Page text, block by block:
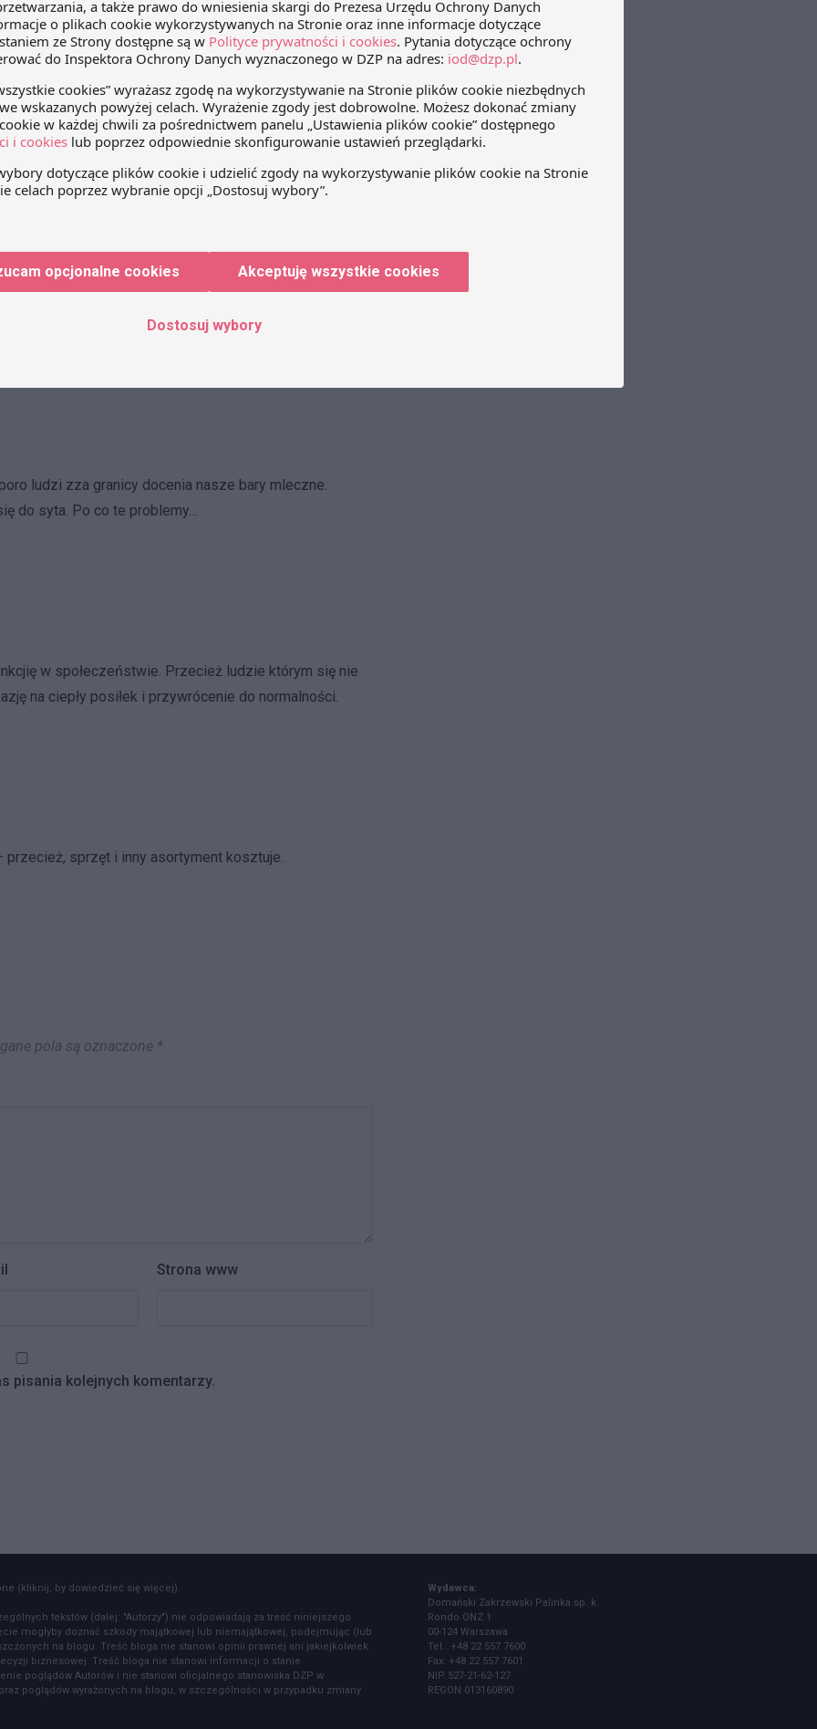
gdy padł wyrok o zwrocie dotacji. Moim zdaniem to taki
Zwróć milion złotych bo dodałeś oczek do
ludzi zza granicy docenia nasze bary mleczne.
do syta. Po co te problemy…
w społeczeństwie. Przecież ludzie którym się nie
na ciepły posiłek i przywrócenie do normalności.
sprzęt i inny asortyment kosztuje.
pola są oznaczone *
Strona www
pisania kolejnych komentarzy.
(kliknij, by dowiedzieć się więcej).
tekstów (dalej: "Autorzy") nie odpowiadają za treść niniejszego
mogłyby doznać szkody majątkowej lub niemajątkowej, podejmując (lub
na blogu. Treść bloga nie stanowi opinii prawnej ani jakiejkolwiek
biznesowej. Treść bloga nie stanowi informacji o stanie
poglądów Autorów i nie stanowi oficjalnego stanowiska DZP w
poglądów wyrażonych na blogu, w szczególności w przypadku zmiany
Wydawca:
Domański Zakrzewski Palinka sp. k.
Rondo ONZ 1
00-124 Warszawa
Tel.: +48 22 557 7600
Fax: +48 22 557 7601
NIP 527-21-62-127
REGON 013160890
opcjonalne cookies Akceptuję wszystkie cookies
Dostosuj wybory